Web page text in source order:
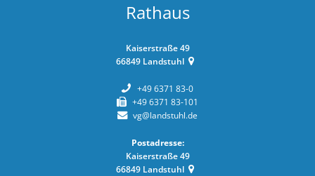
Rathaus
Kaiserstraße 49
66849 Landstuhl
+49 6371 83-0
+49 6371 83-101
vg@landstuhl.de
Postadresse:
Kaiserstraße 49
66849 Landstuhl